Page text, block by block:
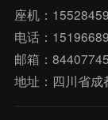
座机：
电话：
邮箱：
地址：四川省